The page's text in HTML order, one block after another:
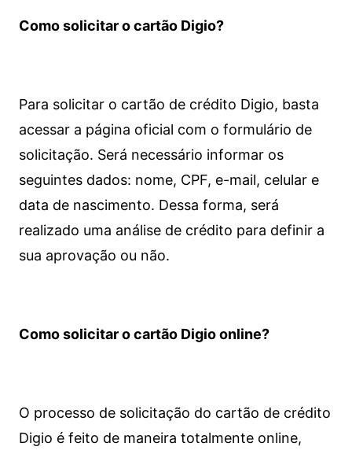
Como solicitar o cartão Digio?
Para solicitar o cartão de crédito Digio, basta
acessar a página oficial com o formulário de
solicitação. Será necessário informar os
seguintes dados: nome, CPF, e-mail, celular e
data de nascimento. Dessa forma, será
realizado uma análise de crédito para definir a
sua aprovação ou não.
Como solicitar o cartão Digio online?
O processo de solicitação do cartão de crédito
Digio é feito de maneira totalmente online,